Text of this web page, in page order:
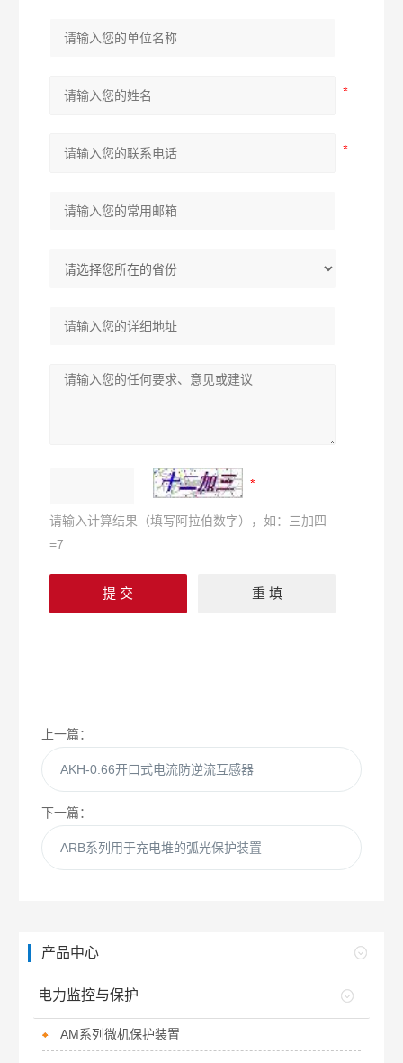
请输入计算结果（填写阿拉伯数字），如：三加四
=7
上一篇：
AKH-0.66开口式电流防逆流互感器
下一篇：
ARB系列用于充电堆的弧光保护装置
产品中心
电力监控与保护
AM系列微机保护装置